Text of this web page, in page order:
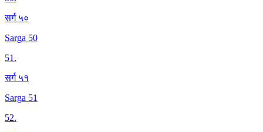
सर्ग ५०
Sarga 50
51.
सर्ग ५१
Sarga 51
52.